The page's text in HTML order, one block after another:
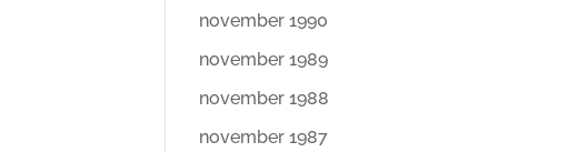
november 1990
november 1989
november 1988
november 1987